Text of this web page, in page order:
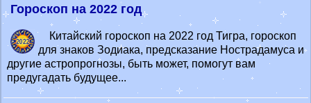
Гороскоп на 2022 год
Китайский гороскоп на 2022 год Тигра, гороскоп
для знаков Зодиака, предсказание Нострадамуса и
другие астропрогнозы, быть может, помогут вам
предугадать будущее...